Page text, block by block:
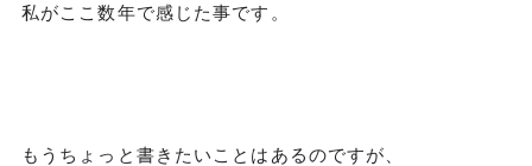
私がここ数年で感じた事です。
もうちょっと書きたいことはあるのですが、